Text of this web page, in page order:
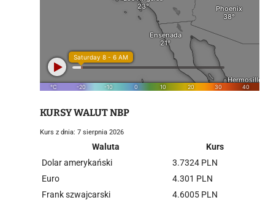
KURSY WALUT NBP
Kurs z dnia: 7 sierpnia 2026
Waluta
Kurs
Dolar amerykański
3.7324 PLN
Euro
4.301 PLN
Frank szwajcarski
4.6005 PLN